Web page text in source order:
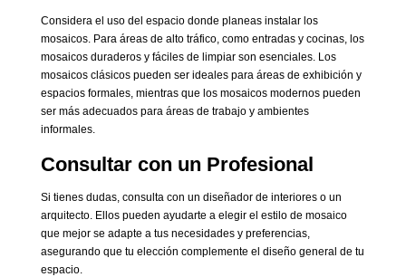
Considera el uso del espacio donde planeas instalar los
mosaicos. Para áreas de alto tráfico, como entradas y cocinas, los
mosaicos duraderos y fáciles de limpiar son esenciales. Los
mosaicos clásicos pueden ser ideales para áreas de exhibición y
espacios formales, mientras que los mosaicos modernos pueden
ser más adecuados para áreas de trabajo y ambientes
informales.
Consultar con un Profesional
Si tienes dudas, consulta con un diseñador de interiores o un
arquitecto. Ellos pueden ayudarte a elegir el estilo de mosaico
que mejor se adapte a tus necesidades y preferencias,
asegurando que tu elección complemente el diseño general de tu
espacio.